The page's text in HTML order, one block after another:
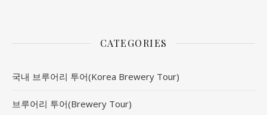
CATEGORIES
국내 브루어리 투어(Korea Brewery Tour)
브루어리 투어(Brewery Tour)